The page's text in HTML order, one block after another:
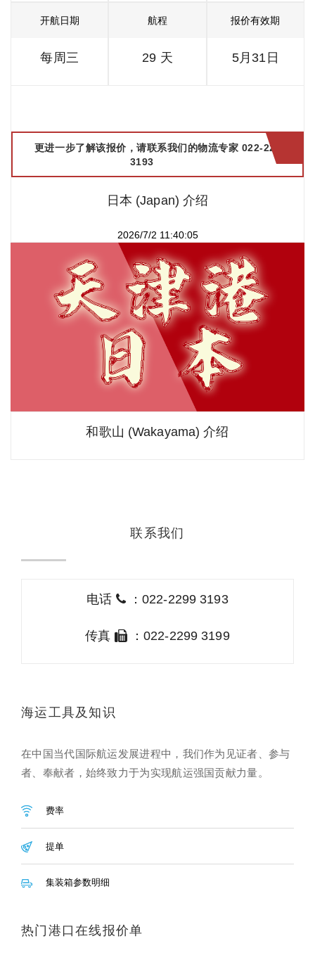
开航日期
每周三
航程
29 天
报价有效期
5月31日
更进一步了解该报价，请联系我们的物流专家 022-2299
3193
日本 (Japan) 介绍
2026/7/2 11:40:05
和歌山 (Wakayama) 介绍
联系我们
电话 ：022-2299 3193
传真 ：022-2299 3199
海运工具及知识
在中国当代国际航运发展进程中，我们作为见证者、参与
者、奉献者，始终致力于为实现航运强国贡献力量。
费率
提单
集装箱参数明细
热门港口在线报价单